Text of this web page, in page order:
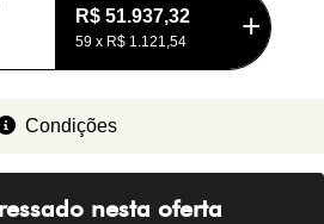
R$ 51.937,32
59 x R$ 1.121,54
Condições
nesta oferta